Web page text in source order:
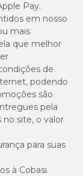
Pay.
em nosso
mais
que melhor
de
podendo
são
pela
no site, o valor
para suas
à Cobasi.